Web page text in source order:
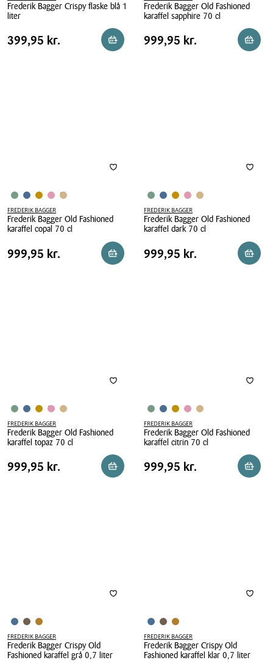
Frederik Bagger Crispy flaske blå 1
liter
Frederik
Bagger
Pris
Pris 399,95 kr.
399,95 kr. Reservér i butik
Frederik Bagger Old Fashioned
karaffel sapphire 70 cl
Frederik
Bagger
Pris
Pris 999,95 kr.
999,95 kr.
FREDERIK BAGGER
Frederik Bagger Old Fashioned
karaffel copal 70 cl
Frederik
Bagger
Pris
Pris 999,95 kr.
999,95 kr. Reservér i butik
FREDERIK BAGGER
Frederik Bagger Old Fashioned
karaffel dark 70 cl
Frederik
Bagger
Pris
Pris 999,95 kr.
999,95 kr.
FREDERIK BAGGER
Frederik Bagger Old Fashioned
karaffel topaz 70 cl
Frederik
Bagger
Pris
Pris 999,95 kr.
999,95 kr. Reservér i butik
FREDERIK BAGGER
Frederik Bagger Old Fashioned
karaffel citrin 70 cl
Frederik
Bagger
Pris
Pris 999,95 kr.
999,95 kr.
FREDERIK BAGGER
Frederik Bagger Crispy Old
Fashioned karaffel grå 0,7 liter
FREDERIK BAGGER
Frederik Bagger Crispy Old
Fashioned karaffel klar 0,7 liter